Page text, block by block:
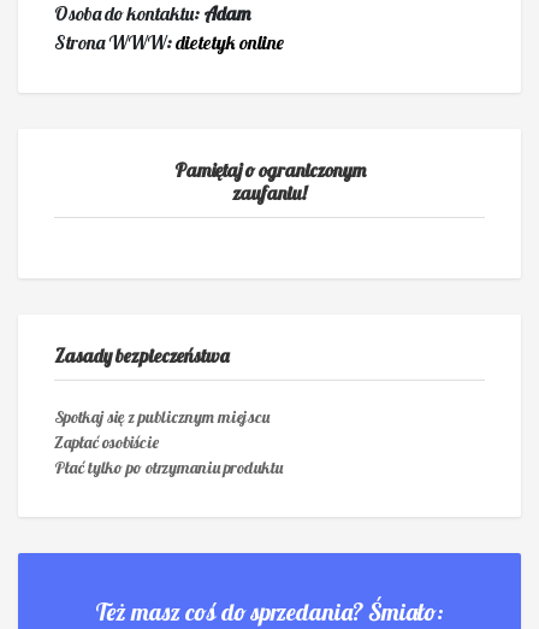
Osoba do kontaktu: Adam
Strona WWW:dietetyk online
Pamiętaj o ograniczonym
zaufaniu!
Zasady bezpieczeństwa
Spotkaj się z publicznym miejscu
Zapłać osobiście
Płać tylko po otrzymaniu produktu
Też masz coś do sprzedania? Śmiało: